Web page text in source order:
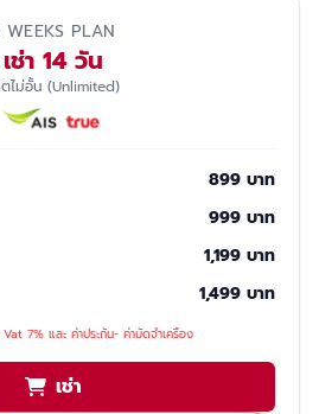
WEEKS PLAN
เช่า 14 วัน
ไม่อั้น (Unlimited)
899 บาท
999 บาท
1,199 บาท
1,499 บาท
7% และ ค่าประกัน- ค่ามัดจำเครื่อง
เช่า